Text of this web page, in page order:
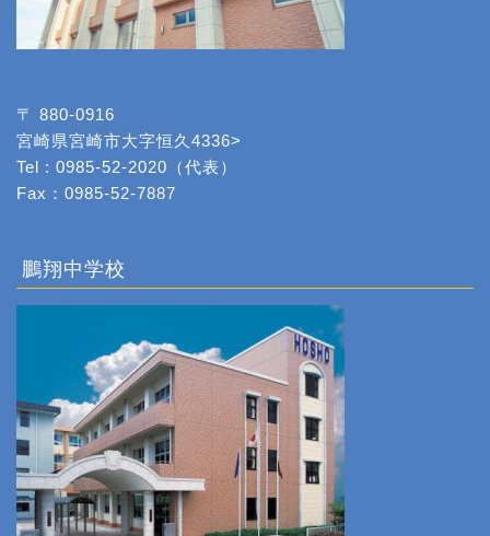
〒 880-0916
宮崎県宮崎市大字恒久4336>
Tel : 0985-52-2020（代表）
Fax：0985-52-7887
鵬翔中学校